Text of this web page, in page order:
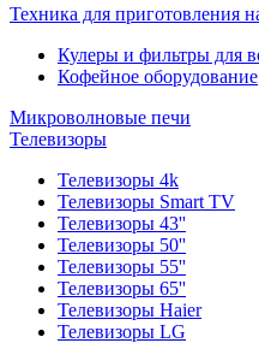
Техника для приготовления
Кулеры и фильтры для
Кофейное оборудование
Микроволновые печи
Телевизоры
Телевизоры 4k
Телевизоры Smart TV
Телевизоры 43''
Телевизоры 50''
Телевизоры 55''
Телевизоры 65''
Телевизоры Haier
Телевизоры LG